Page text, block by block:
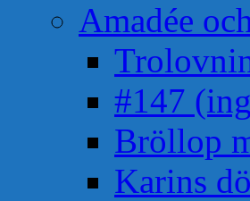
Amadée
#147
Bröllop
Karins